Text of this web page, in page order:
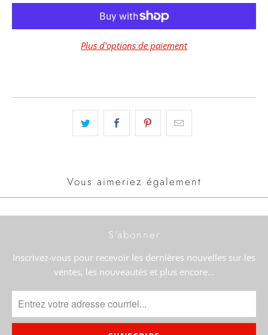
Plus d'options de paiement
Vous aimeriez également
S'abonner
Inscrivez-vous pour recevoir les dernières nouvelles sur les
ventes, les nouveautés et plus encore…